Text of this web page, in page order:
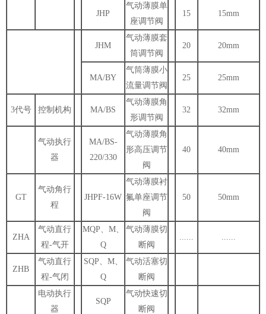
JHP
气动薄膜单
座调节阀
15 15mm
JHM
气动薄膜套
筒调节阀
20 20mm
MA/BY
气筒薄膜小
流量调节阀
25 25mm
3代号 控制机构 MA/BS
气动薄膜角
形调节阀
32 32mm
气动执行
器
MA/BS-
220/330
气动薄膜角
形高压调节
阀
40 40mm
GT
气动角行
程
JHPF-16W
气动薄膜衬
氟单座调节
阀
50 50mm
ZHA
气动直行
程-气开
MQP、M、
Q
气动薄膜切
断阀
ZHB
气动直行
程-气闭
SQP、M、
Q
气动活塞切
断阀
电动执行
器
SQP
气动快速切
断阀